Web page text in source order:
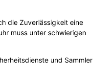
die Zuverlässigkeit eine
muss unter schwierigen
und Sammler